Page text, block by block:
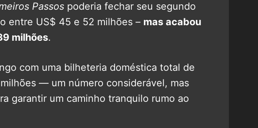
Passos poderia fechar seu segundo
entre US$ 45 e 52 milhões – mas acabou
milhões.
com uma bilheteria doméstica total de
— um número considerável, mas
garantir um caminho tranquilo rumo ao